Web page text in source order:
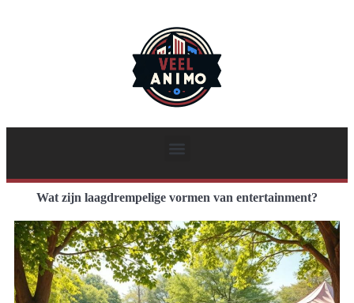
Wat zijn laagdrempelige vormen van entertainment?